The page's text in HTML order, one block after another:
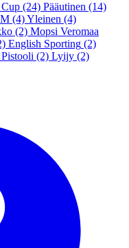
(24) Pääutinen (14)
(4)Yleinen (4)
(2) Mopsi Veromaa
English Sporting (2)
Pistooli (2) Lyijy (2)